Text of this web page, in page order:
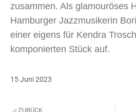
zusammen. Als glamouröses
Hamburger Jazzmusikerin
einer eigens für Kendra
komponierten Stück auf.
15 Juni 2023
ZURÜCK